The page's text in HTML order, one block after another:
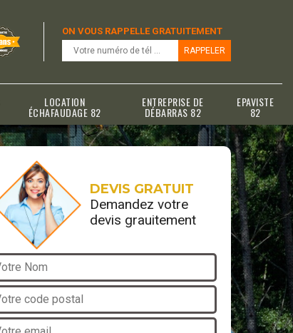
ON VOUS RAPPELLE GRATUITEMENT
LOCATION
ÉCHAFAUDAGE 82
ENTREPRISE DE
DÉBARRAS 82
EPAVISTE
82
DEVIS GRATUIT
Demandez votre
devis grauitement